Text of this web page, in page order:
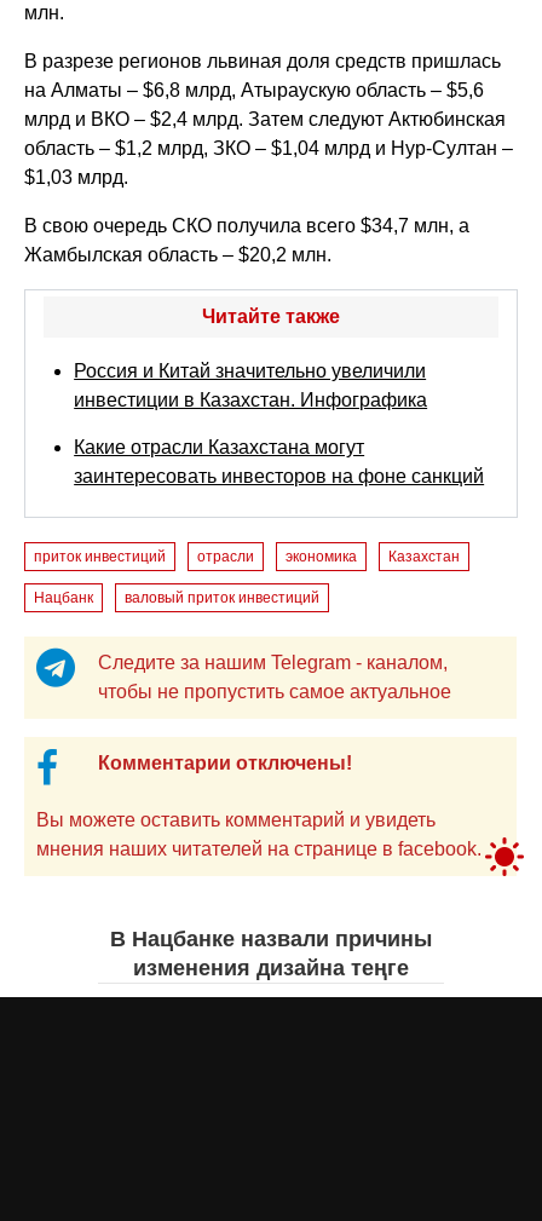
млн.
В разрезе регионов львиная доля средств пришлась
на Алматы – $6,8 млрд, Атыраускую область – $5,6
млрд и ВКО – $2,4 млрд. Затем следуют Актюбинская
область – $1,2 млрд, ЗКО – $1,04 млрд и Нур-Султан –
$1,03 млрд.
В свою очередь СКО получила всего $34,7 млн, а
Жамбылская область – $20,2 млн.
Читайте также
Россия и Китай значительно увеличили
инвестиции в Казахстан. Инфографика
Какие отрасли Казахстана могут
заинтересовать инвесторов на фоне санкций
приток инвестиций отрасли экономика Казахстан
Нацбанк валовый приток инвестиций
Следите за нашим Telegram - каналом,
чтобы не пропустить самое актуальное
Комментарии отключены!
Вы можете оставить комментарий и увидеть
мнения наших читателей на странице в facebook.
В Нацбанке назвали причины
изменения дизайна теңге